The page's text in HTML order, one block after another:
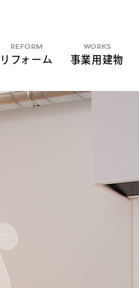
REFORM
リフォーム
WORKS
事業用建物